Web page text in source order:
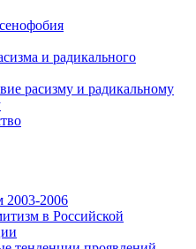
и радикального
расизму и радикальному
2003-2006
в Российской